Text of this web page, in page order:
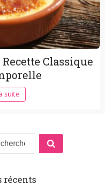
Classique
suite
récents